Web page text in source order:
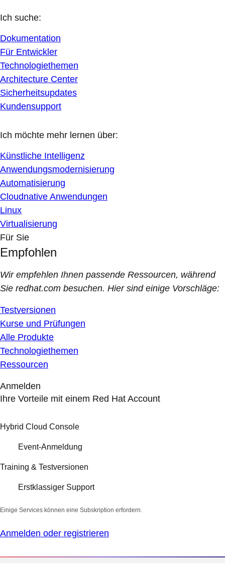
Ich suche:
Dokumentation
Für Entwickler
Technologiethemen
Architecture Center
Sicherheitsupdates
Kundensupport
Ich möchte mehr lernen über:
Künstliche Intelligenz
Anwendungsmodernisierung
Automatisierung
Cloudnative Anwendungen
Linux
Virtualisierung
Für Sie
Empfohlen
Wir empfehlen Ihnen passende Ressourcen, während
Sie redhat.com besuchen. Hier sind einige Vorschläge:
Testversionen
Kurse und Prüfungen
Alle Produkte
Technologiethemen
Ressourcen
Anmelden
Ihre Vorteile mit einem Red Hat Account
Hybrid Cloud Console
Event-Anmeldung
Training & Testversionen
Erstklassiger Support
Einige Services können eine Subskription erfordern.
Anmelden oder registrieren